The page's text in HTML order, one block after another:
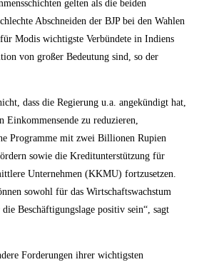
gelten als die beiden
Abschneiden der BJP bei den Wahlen
Modis wichtigste Verbündete in Indiens
von großer Bedeutung sind, so der
dass die Regierung u.a. angekündigt hat,
Einkommensende zu reduzieren,
Programme mit zwei Billionen Rupien
sowie die Kreditunterstützung für
Unternehmen (KKMU) fortzusetzen.
sowohl für das Wirtschaftswachstum
Beschäftigungslage positiv sein“, sagt
Forderungen ihrer wichtigsten